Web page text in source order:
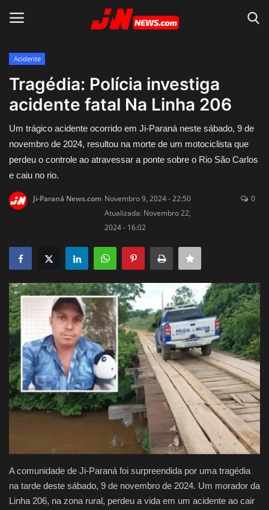
Home
Contato
Acidente
Notícias do Mundo
Política
Justiça
Brasil
Educação
Galeria
Saúde
Acidente
Tragédia: Polícia investiga
acidente fatal Na Linha 206
Um trágico acidente ocorrido em Ji-Paraná neste sábado, 9 de
novembro de 2024, resultou na morte de um motociclista que
perdeu o controle ao atravessar a ponte sobre o Rio São Carlos
e caiu no rio.
Ji-Paraná News.com Novembro 9, 2024 - 22:50
Atualizada: Novembro 22,
2024 - 16:02
0
A comunidade de Ji-Paraná foi surpreendida por uma tragédia
na tarde deste sábado, 9 de novembro de 2024. Um morador da
Linha 206, na zona rural, perdeu a vida em um acidente ao cair